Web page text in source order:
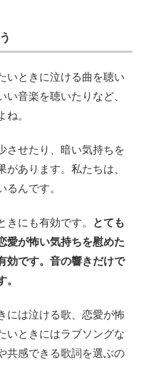
いときに泣ける曲を聴い
音楽を聴いたりなど、
。
させたり、暗い気持ちを
あります。私たちは、
んです。
にも有効です。
とても
愛が怖い気持ちを慰めた
効です。音の響きだけで
には泣ける歌、恋愛が怖
いときにはラブソングな
共感できる歌詞を選ぶの